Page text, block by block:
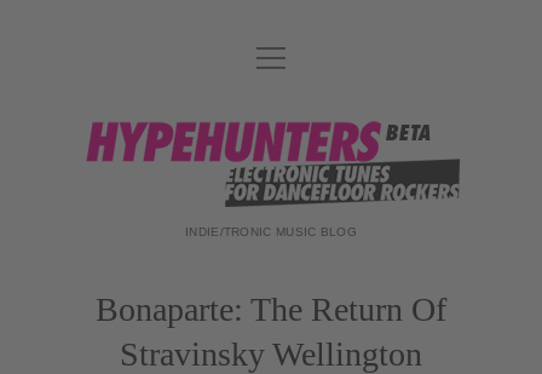
DATENSCHUTZ
DJ-TEAM
ABOUT
Menü
öffnen
hypehunters
INDIE/TRONIC MUSIC BLOG
Bonaparte: The Return Of
Stravinsky Wellington